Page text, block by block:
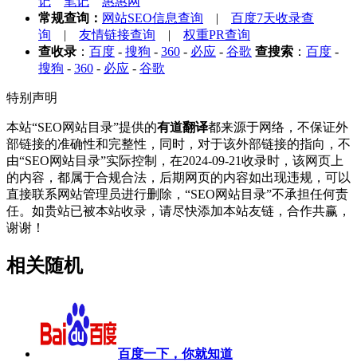
常规查询： 网站SEO信息查询 | 百度7天收录查
询 | 友情链接查询 | 权重PR查询
查收录 ： 百度 - 搜狗 - 360 - 必应 - 谷歌 查搜索 ： 百度 -
搜狗 - 360 - 必应 - 谷歌
特别声明
本站“SEO网站目录”提供的有道翻译都来源于网络，不保证外
部链接的准确性和完整性，同时，对于该外部链接的指向，不
由“SEO网站目录”实际控制，在2024-09-21收录时，该网页上
的内容，都属于合规合法，后期网页的内容如出现违规，可以
直接联系网站管理员进行删除，“SEO网站目录”不承担任何责
任。如贵站已被本站收录，请尽快添加本站友链，合作共赢，
谢谢！
相关随机
百度一下，你就知道